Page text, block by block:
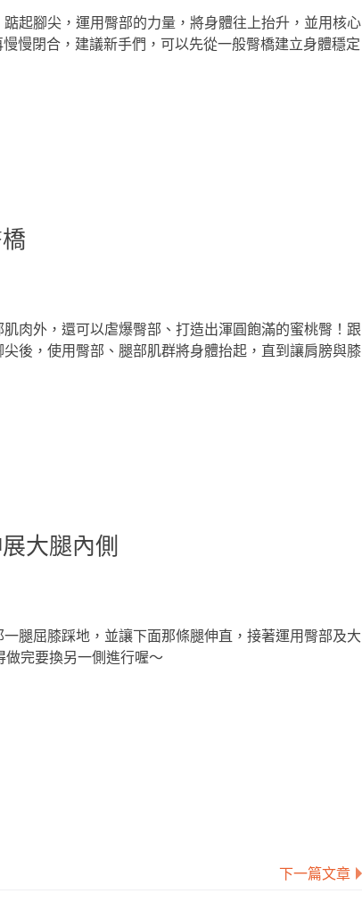
起腳尖，運用臀部的力量，將身體往上抬升，並用核心
慢閉合，建議新手們，可以先從一般臀橋建立身體穩定
肉外，還可以虐爆臀部、打造出渾圓飽滿的蜜桃臀！跟
後，使用臀部、腿部肌群將身體抬起，直到讓肩膀與膝
大腿內側
腿屈膝踩地，並讓下面那條腿伸直，接著運用臀部及大
完要換另一側進行喔～
下一篇文章